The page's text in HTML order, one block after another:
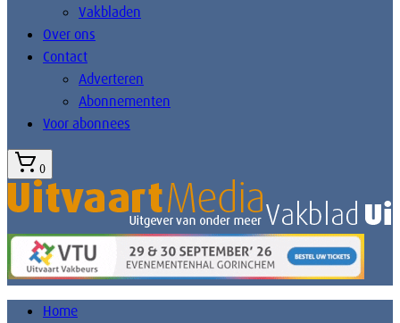
Vakbladen
Over ons
Contact
Adverteren
Abonnementen
Voor abonnees
0
Home